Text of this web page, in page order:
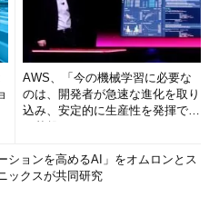
AWS、「今の機械学習に必要な
のは、開発者が急速な進化を取り
込み、安定的に生産性を発揮でき
ションを高めるAI」をオムロンとス
ックスが共同研究